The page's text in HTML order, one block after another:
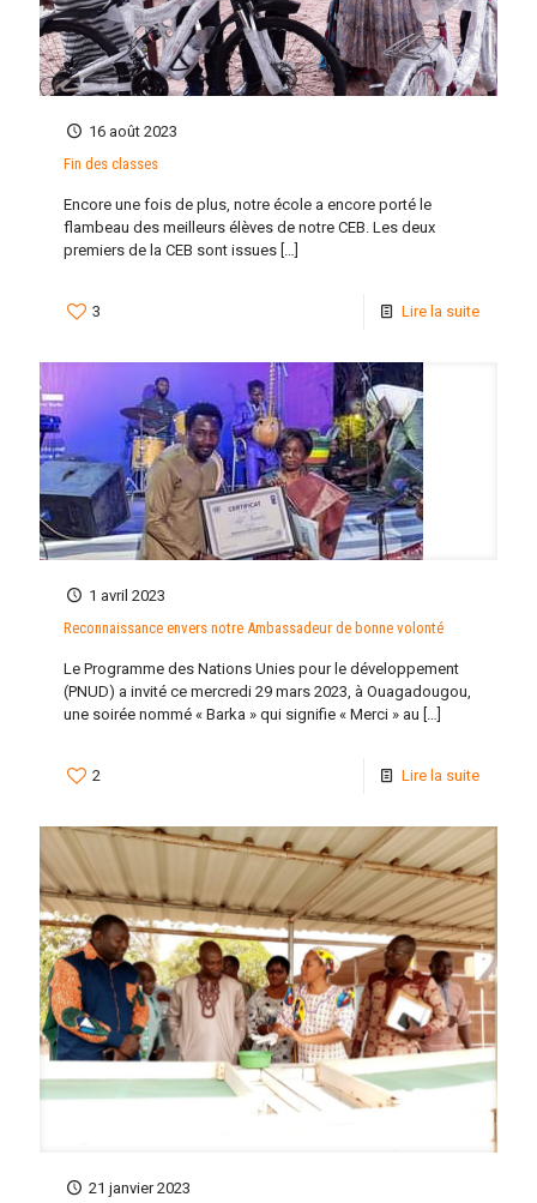
16 août 2023
Fin des classes
Encore une fois de plus, notre école a encore porté le
flambeau des meilleurs élèves de notre CEB. Les deux
premiers de la CEB sont issues […]
3 Lire la suite
1 avril 2023
Reconnaissance envers notre Ambassadeur de bonne volonté
Le Programme des Nations Unies pour le développement
(PNUD) a invité ce mercredi 29 mars 2023, à Ouagadougou,
une soirée nommé « Barka » qui signifie « Merci » au […]
2 Lire la suite
21 janvier 2023